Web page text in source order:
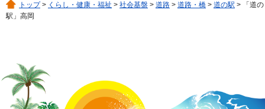
トップ> くらし・健康・福祉 > 社会基盤 > 道路 > 道路・橋 > 道の駅 > 「道の
駅」高岡